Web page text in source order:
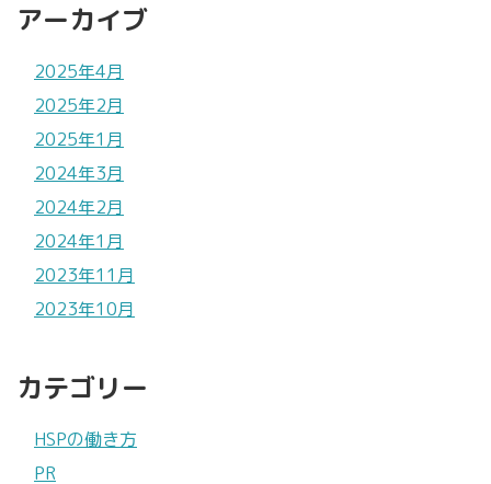
アーカイブ
2025年4月
2025年2月
2025年1月
2024年3月
2024年2月
2024年1月
2023年11月
2023年10月
カテゴリー
HSPの働き方
PR